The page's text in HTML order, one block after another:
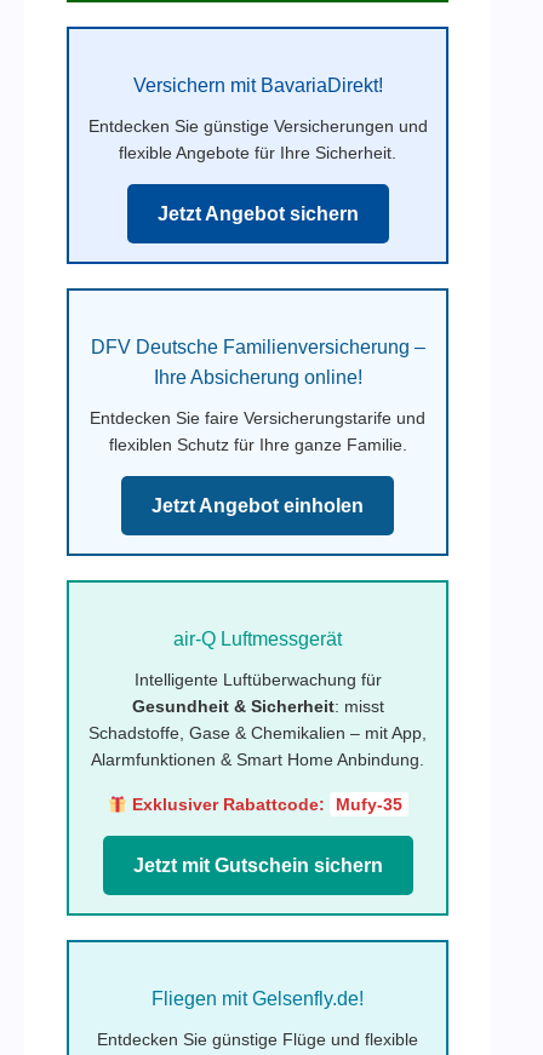
Versichern mit BavariaDirekt!
Entdecken Sie günstige Versicherungen und
flexible Angebote für Ihre Sicherheit.
Jetzt Angebot sichern
DFV Deutsche Familienversicherung –
Ihre Absicherung online!
Entdecken Sie faire Versicherungstarife und
flexiblen Schutz für Ihre ganze Familie.
Jetzt Angebot einholen
air-Q Luftmessgerät
Intelligente Luftüberwachung für
Gesundheit & Sicherheit: misst
Schadstoffe, Gase & Chemikalien – mit App,
Alarmfunktionen & Smart Home Anbindung.
Exklusiver Rabattcode: Mufy-35
Jetzt mit Gutschein sichern
Fliegen mit Gelsenfly.de!
Entdecken Sie günstige Flüge und flexible